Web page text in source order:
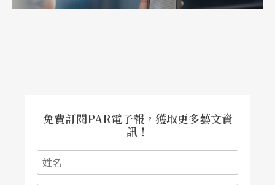
第六屆戲曲文華大奬和新劇目奬共十六台，省級劇
有基層劇團搞好了，多出新戲，才是戲曲的眞正繁
九年以來的任何一個時期的成就。3.新編歷史劇比
免費訂閱PAR電子報，獲取更多藝文資
訊！